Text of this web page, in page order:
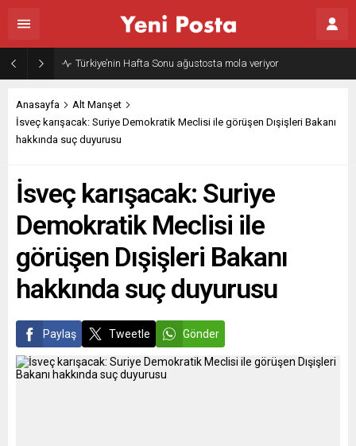
Türkiye’nin Hafta Sonu ağustosta mola veriyor
Anasayfa
Alt Manşet
İsveç karışacak: Suriye Demokratik Meclisi ile görüşen Dışişleri Bakanı
hakkında suç duyurusu
İsveç karışacak: Suriye
Demokratik Meclisi ile
görüşen Dışişleri Bakanı
hakkında suç duyurusu
Paylaş Tweetle Gönder